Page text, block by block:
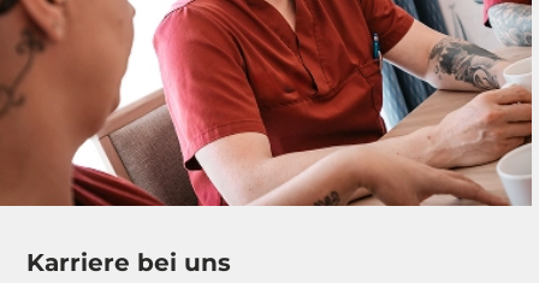
Karriere bei uns